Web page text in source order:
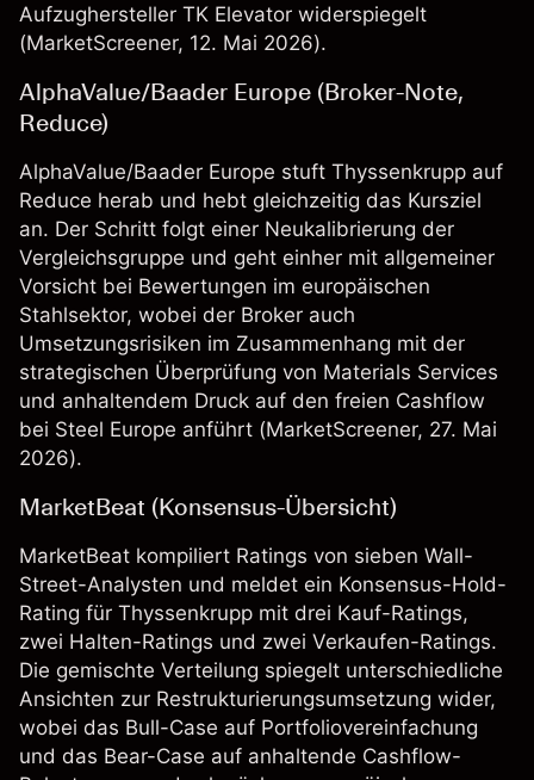
Aufzughersteller TK Elevator widerspiegelt
(MarketScreener, 12. Mai 2026).
AlphaValue/Baader Europe (Broker-Note,
Reduce)
AlphaValue/Baader Europe stuft Thyssenkrupp auf
Reduce herab und hebt gleichzeitig das Kursziel
an. Der Schritt folgt einer Neukalibrierung der
Vergleichsgruppe und geht einher mit allgemeiner
Vorsicht bei Bewertungen im europäischen
Stahlsektor, wobei der Broker auch
Umsetzungsrisiken im Zusammenhang mit der
strategischen Überprüfung von Materials Services
und anhaltendem Druck auf den freien Cashflow
bei Steel Europe anführt (MarketScreener, 27. Mai
2026).
MarketBeat (Konsensus-Übersicht)
MarketBeat kompiliert Ratings von sieben Wall-
Street-Analysten und meldet ein Konsensus-Hold-
Rating für Thyssenkrupp mit drei Kauf-Ratings,
zwei Halten-Ratings und zwei Verkaufen-Ratings.
Die gemischte Verteilung spiegelt unterschiedliche
Ansichten zur Restrukturierungsumsetzung wider,
wobei das Bull-Case auf Portfoliovereinfachung
und das Bear-Case auf anhaltende Cashflow-